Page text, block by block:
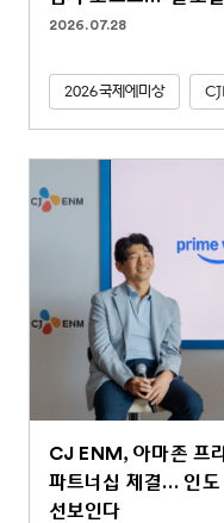
2026.07.28
2026국제에미상
CJ ENM, 아마존 프
파트너십 체결… 인
선보인다